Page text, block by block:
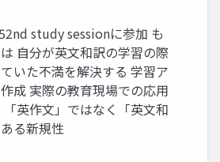
study sessionに参加 も
自分が英文和訳の学習の際
いた不満を解決する 学習ア
成 実際の教育現場での応用
「英作文」ではなく「英文和
る新規性